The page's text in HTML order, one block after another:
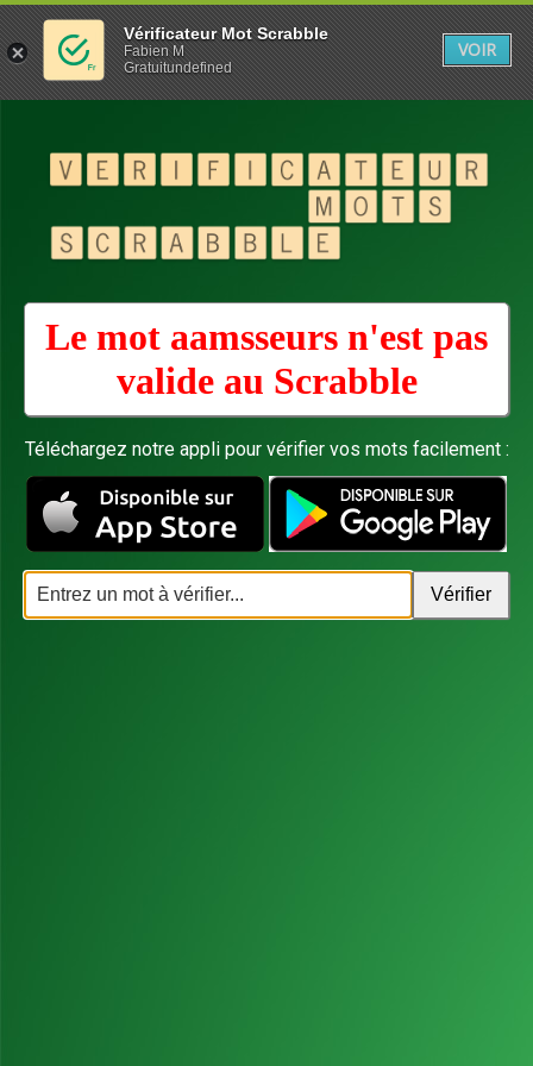
Le mot aamsseurs n'est pas
valide au Scrabble
Téléchargez notre appli pour vérifier vos mots facilement :
Vérificateur Mot Scrabble
Fabien M
Gratuitundefined
VOIR